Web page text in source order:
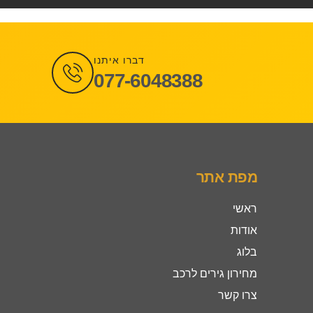
דברו איתנו
077-6048388
מפת אתר
ראשי
אודות
בלוג
מחירון גירים לרכב
צרו קשר